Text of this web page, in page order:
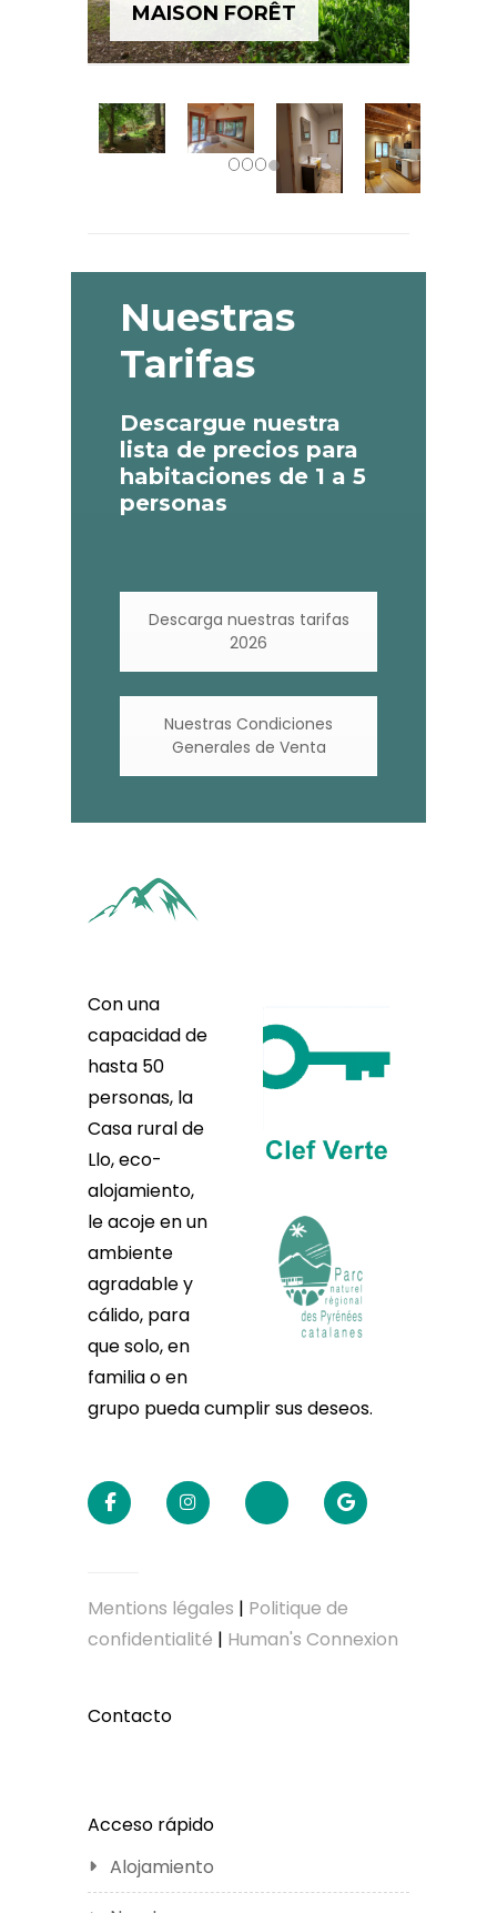
MAISON FORÊT
Nuestras
Tarifas
Descargue nuestra
lista de precios para
habitaciones de 1 a 5
personas
Descarga nuestras tarifas
2026
Nuestras Condiciones
Generales de Venta
Con una
capacidadde
hasta 50
personas, la
Casa rural de
Llo, eco-
alojamiento,
le acoje en un
ambiente
agradable y
cálido, para
que solo, en
familia o en
grupo pueda cumplir sus deseos.
Mentions légales | Politique de
confidentialité | Human's Connexion
Contacto
Acceso rápido
Alojamiento